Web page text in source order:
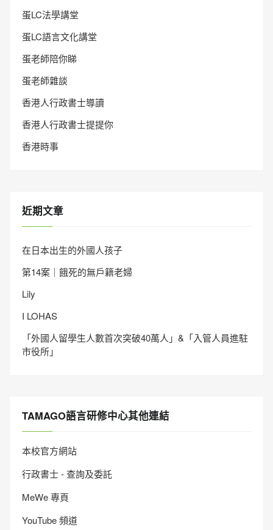
蛋LC法學講堂
蛋LC語言文化講堂
蛋老師陪你睇
蛋老師雜談
香港人行政書士導讀
香港人行政書士提提你
香港時事
近期文章
在日本出生的外國人孩子
第14案｜餓死的無戶籍老婦
Lily
I LOHAS
「外國人留學生人數首次突破40萬人」&「入管人員進駐
市役所」
TAMAGO語言研修中心其他連結
本校官方網站
行政書士 - 查詢及委託
MeWe 專頁
YouTube 頻道